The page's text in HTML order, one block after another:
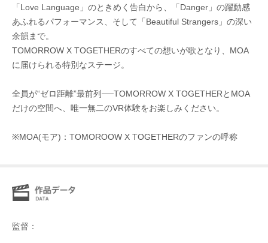
「Love Language」のときめく告白から、「Danger」の躍動感
あふれるパフォーマンス、そして「Beautiful Strangers」の深い
余韻まで。
TOMORROW X TOGETHERのすべての想いが歌となり、MOA
に届けられる特別なステージ。
全員が“ゼロ距離”最前列──TOMORROW X TOGETHERとMOA
だけの空間へ、唯一無二のVR体験をお楽しみください。
※MOA(モア)：TOMOROOW X TOGETHERのファンの呼称
監督：